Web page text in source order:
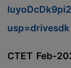
usp=drivesdk
CTET Feb-